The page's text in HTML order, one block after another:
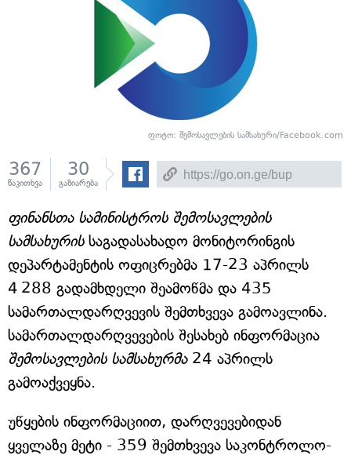
ფოტო: შემოსავლების სამსახური/Facebook.com
367
წაკითხვა
30
გაზიარება
ფინანსთა სამინისტროს შემოსავლების
სამსახურისსაგადასახადო მონიტორინგის
დეპარტამენტის ოფიცრებმა 17-23 აპრილს
4 288 გადამხდელი შეამოწმა და 435
სამართალდარღვევის შემთხვევა გამოავლინა.
სამართალდარღვევების შესახებ ინფორმაცია
შემოსავლების სამსახურმა24 აპრილს
გამოაქვეყნა.
უწყების ინფორმაციით, დარღვევებიდან
ყველაზე მეტი - 359 შემთხვევა საკონტროლო-